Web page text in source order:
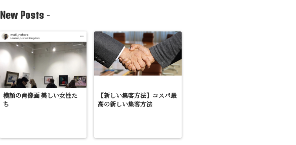
New Posts -
横顔の肖像画 美しい女性た
ち
【新しい集客方法】コスパ最
高の新しい集客方法